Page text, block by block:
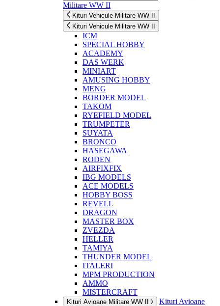
Militare WW II
Kituri Vehicule Militare WW II
Kituri Vehicule Militare WW II
ICM
SPECIAL HOBBY
ACADEMY
DAS WERK
MINIART
AMUSING HOBBY
MENG
BORDER MODEL
TAKOM
RYEFIELD MODEL
TRUMPETER
SUYATA
BRONCO
HASEGAWA
RODEN
AIRFIXFIX
IBG MODELS
ACE MODELS
HOBBY BOSS
REVELL
DRAGON
MASTER BOX
ZVEZDA
HELLER
TAMIYA
THUNDER MODEL
ITALERI
MPM PRODUCTION
AMMO
MISTERCRAFT
Kituri Avioane Militare WW II
Kituri Avioane